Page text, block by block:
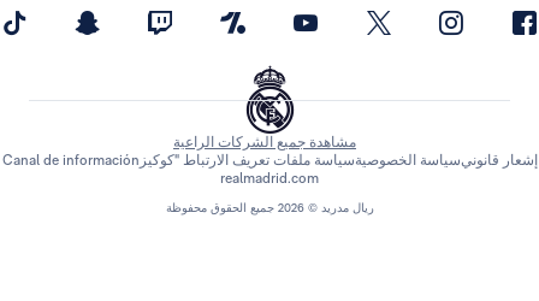
مشاهدة جميع الشركات الراعية
الخصوصيةسياسة ملفات تعريف الارتباط "كوكيز Canal de información
realmadrid.com